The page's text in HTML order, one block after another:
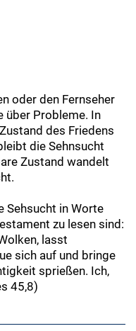
oder den Fernseher
über Probleme. In
des Friedens
die Sehnsucht
Zustand wandelt
Sehsucht in Worte
zu lesen sind:
lasst
sich auf und bringe
sprießen. Ich,
45,8)